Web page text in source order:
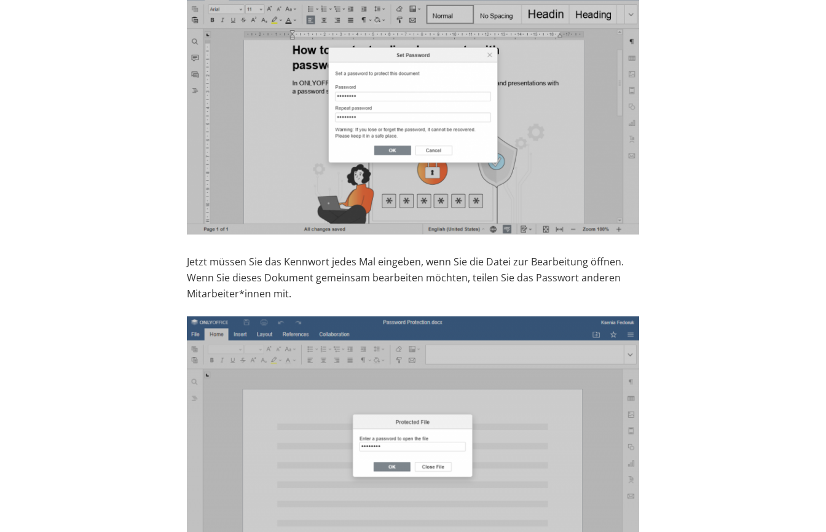
Jetzt müssen Sie das Kennwort jedes Mal eingeben, wenn Sie die Datei zur Bearbeitung öffnen.
Wenn Sie dieses Dokument gemeinsam bearbeiten möchten, teilen Sie das Passwort anderen
Mitarbeiter*innen mit.